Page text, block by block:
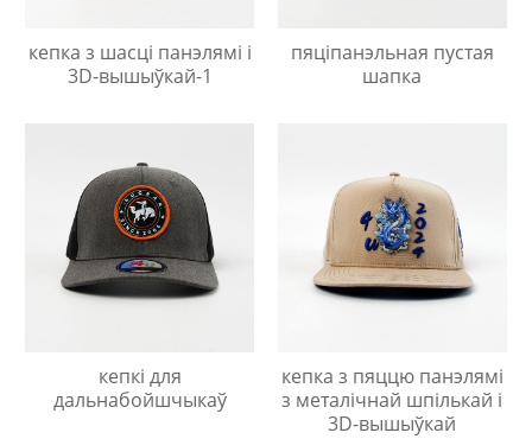
кепка з шасці панэлямі і
3D-вышыўкай-1
пяціпанэльная пустая
шапка
кепкі для
дальнабойшчыкаў
кепка з пяццю панэлямі
з металічнай шпількай і
3D-вышыўкай